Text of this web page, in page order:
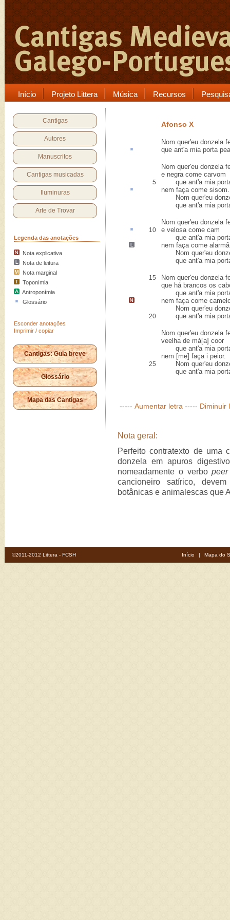
Início Projeto Littera Música Recursos
Cantigas
Autores
Manuscritos
Cantigas musicadas
Iluminuras
Arte de Trovar
Legenda das anotações
Nota explicativa
Nota de leitura
Nota marginal
Toponímia
Antroponímia
Glossário
Esconder anotações
Imprimir / copiar
Cantigas: Guia breve
Glossário
Mapa das Cantigas
Afonso X
Nom quer'eu donzela
que ant'a mia porta pea
Nom quer'eu donzela
e negra come carvom
5
que ant'a mia
nem faça come sisom.
Nom quer'eu
que ant'a mia
Nom quer'eu donzela
10 e velosacome cam
que ant'a mia
nem faça come alarmã
Nom quer'eu
que ant'a mia
15
Nom quer'eu donzela
que há brancos os
que ant'a mia
nem faça come
Nom quer'eu
20 que ant'a mia
Nom quer'eu donzela
veelha de má[a] coor
que ant'a mia
nem [me] faça i peior.
25
Nom quer'eu
que ant'a mia
----- Aumentar letra ----- Diminuir
Nota geral:
Perfeito contratexto de uma
donzela em apuros
nomeadamente o verbopeer
cancioneiro satírico,
botânicas e animalescas que
©2011-2012 Littera - FCSH Início | Mapa do